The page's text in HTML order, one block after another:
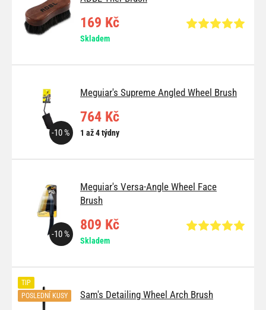
169 Kč
Skladem
Meguiar's Supreme Angled Wheel Brush
-10 %
764 Kč
1 až 4 týdny
Meguiar's Versa-Angle Wheel Face
Brush
-10 %
809 Kč
Skladem
Sam's Detailing Wheel Arch Brush
TIP
POSLEDNÍ KUSY